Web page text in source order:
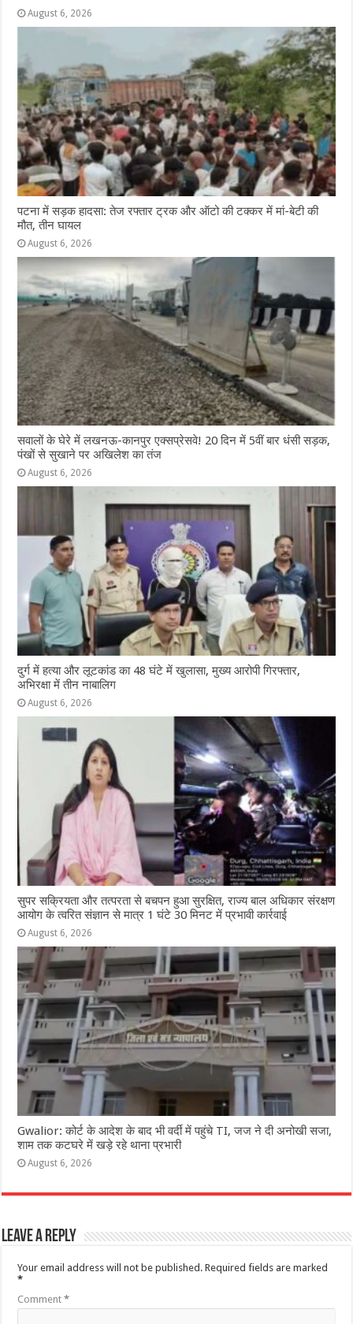
August 6, 2026
पटना में सड़क हादसा: तेज रफ्तार ट्रक और ऑटो की टक्कर में मां-बेटी की
मौत, तीन घायल
August 6, 2026
सवालों के घेरे में लखनऊ-कानपुर एक्सप्रेसवे! 20 दिन में 5वीं बार धंसी सड़क,
पंखों से सुखाने पर अखिलेश का तंज
August 6, 2026
दुर्ग में हत्या और लूटकांड का 48 घंटे में खुलासा, मुख्य आरोपी गिरफ्तार,
अभिरक्षा में तीन नाबालिग
August 6, 2026
सुपर सक्रियता और तत्परता से बचपन हुआ सुरक्षित, राज्य बाल अधिकार संरक्षण
आयोग के त्वरित संज्ञान से मात्र 1 घंटे 30 मिनट में प्रभावी कार्रवाई
August 6, 2026
Gwalior: कोर्ट के आदेश के बाद भी वर्दी में पहुंचे TI, जज ने दी अनोखी सजा,
शाम तक कटघरे में खड़े रहे थाना प्रभारी
August 6, 2026
Leave a Reply
Your email address will not be published. Required fields are marked
*
Comment*